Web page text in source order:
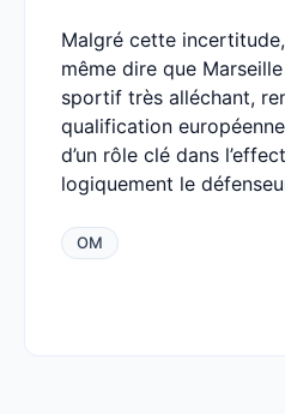
Malgré cette
même dire que
sportif très alléchant,
qualification
d’un rôle clé dans
logiquement le
OM